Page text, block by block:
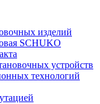
изделий
SCHUKO
устройств
технологий